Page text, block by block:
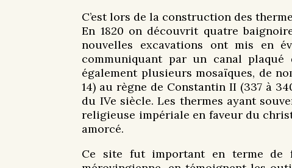
C’est lors de la construction des
En 1820 on découvrit quatre
nouvelles excavations ont mis en
communiquant par un canal
également plusieurs mosaïques, de
14) au règne de Constantin II (337 à
du IVe siècle. Les thermes ayant
religieuse impériale en faveur du
amorcé.
Ce site fut important en terme de